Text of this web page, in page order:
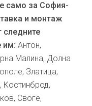
само за София-
и монтаж
им: Антон,
Малина, Долна
Златица,
Костинброд,
Своге,